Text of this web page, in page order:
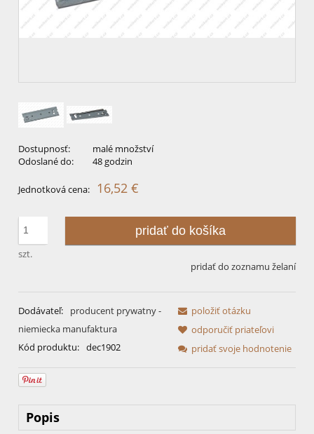
Dostupnosť:
malé množství
Odoslané do:
48 godzin
Jednotková cena: 16,52 €
szt.
pridať do košíka
pridať do zoznamu želaní
Dodávateľ:
producent prywatny -
niemiecka manufaktura
Kód produktu: dec1902
položiť otázku
odporučiť priateľovi
pridať svoje hodnotenie
Popis